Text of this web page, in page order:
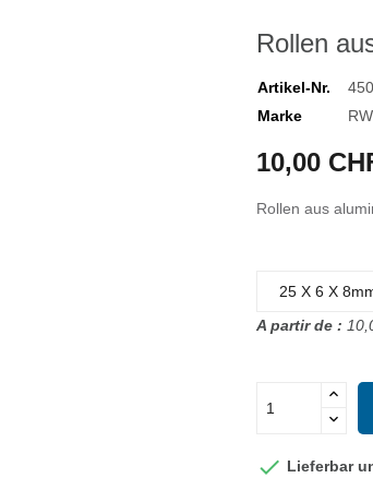
Rollen
Artikel-Nr.
Marke
10,00
Rollen aus
A partir de :
 Lieferbar